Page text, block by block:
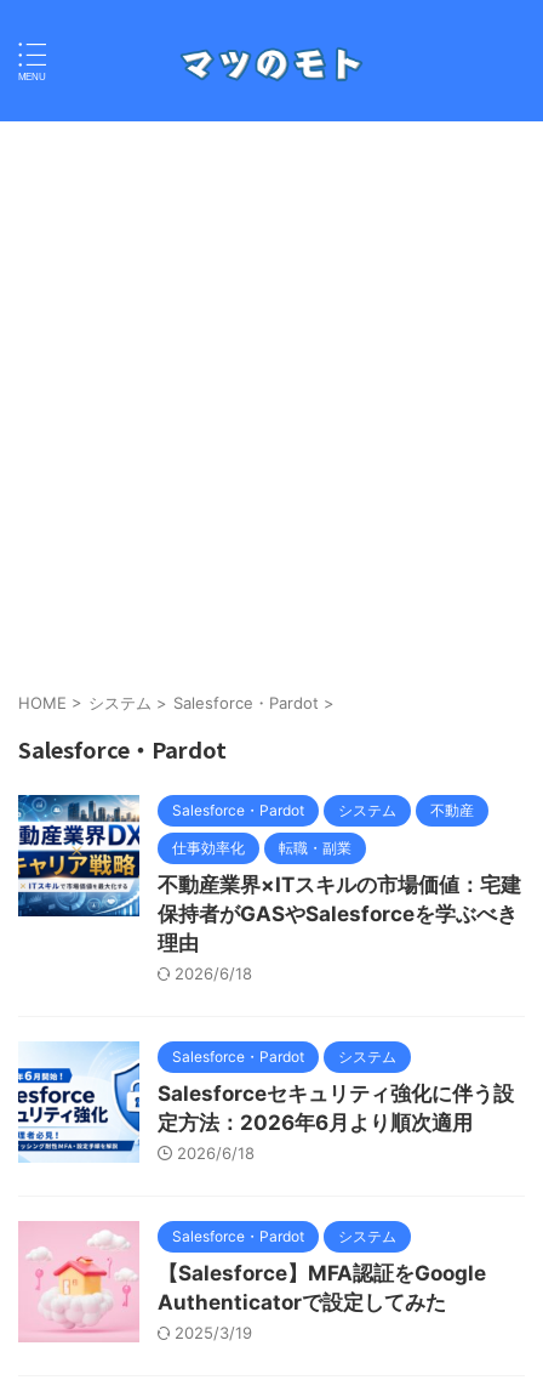
HOME > システム > Salesforce・Pardot >
Salesforce・Pardot
Salesforce・Pardot システム 不動産
仕事効率化 転職・副業
不動産業界×ITスキルの市場価値：宅建
保持者がGASやSalesforceを学ぶべき
理由
2026/6/18
Salesforce・Pardot システム
Salesforceセキュリティ強化に伴う設
定方法：2026年6月より順次適用
2026/6/18
Salesforce・Pardot システム
【Salesforce】MFA認証をGoogle
Authenticatorで設定してみた
2025/3/19